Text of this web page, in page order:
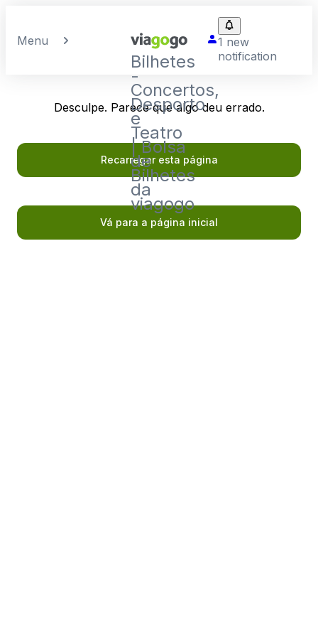
Menu
Bilhetes
-
Concertos,
Desporto
e
Teatro
| Bolsa
de
Bilhetes
da
viagogo
1 new
notification
Desculpe. Parece que algo deu errado.
Recarregar esta página
Vá para a página inicial